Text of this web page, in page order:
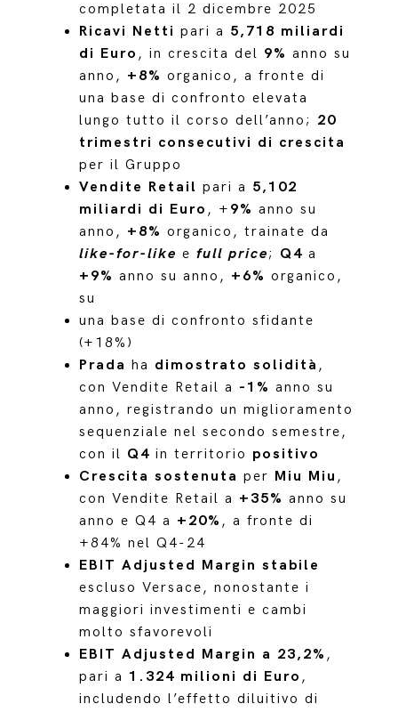
completata il 2 dicembre 2025
Ricavi Netti pari a 5,718 miliardi
di Euro , in crescita del 9% anno su
anno, +8% organico, a fronte di
una base di confronto elevata
lungo tutto il corso dell’anno; 20
trimestri consecutivi di crescita
per il Gruppo
Vendite Retail pari a 5,102
miliardi di Euro , + 9% anno su
anno, +8% organico, trainate da
like-for-like efull price; Q4 a
+9% anno su anno, +6% organico,
su
una base di confronto sfidante
(+18%)
Prada ha dimostrato solidità ,
con Vendite Retail a -1% anno su
anno, registrando un miglioramento
sequenziale nel secondo semestre,
con il Q4 in territorio positivo
Crescita sostenuta per Miu Miu ,
con Vendite Retail a +35% anno su
anno e Q4 a +20% , a fronte di
+84% nel Q4-24
EBIT Adjusted Margin stabile
escluso Versace, nonostante i
maggiori investimenti e cambi
molto sfavorevoli
EBIT Adjusted Margin a 23,2% ,
pari a 1.324 milioni di Euro ,
includendo l’effetto diluitivo di